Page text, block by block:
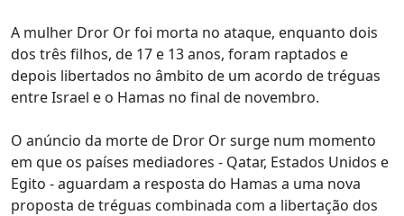
A mulher Dror Or foi morta no ataque, enquanto dois
dos três filhos, de 17 e 13 anos, foram raptados e
depois libertados no âmbito de um acordo de tréguas
entre Israel e o Hamas no final de novembro.
O anúncio da morte de Dror Or surge num momento
em que os países mediadores - Qatar, Estados Unidos e
Egito - aguardam a resposta do Hamas a uma nova
proposta de tréguas combinada com a libertação dos